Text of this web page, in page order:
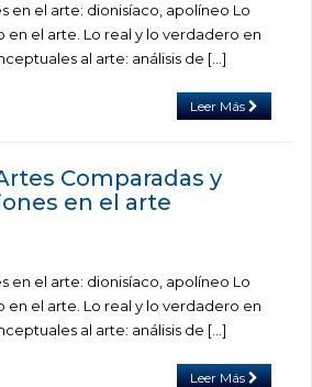
en el arte: dionisíaco, apolíneo Lo
en el arte. Lo real y lo verdadero en
al arte: análisis de […]
Leer Más
Comparadas y
en el arte
en el arte: dionisíaco, apolíneo Lo
en el arte. Lo real y lo verdadero en
al arte: análisis de […]
Leer Más